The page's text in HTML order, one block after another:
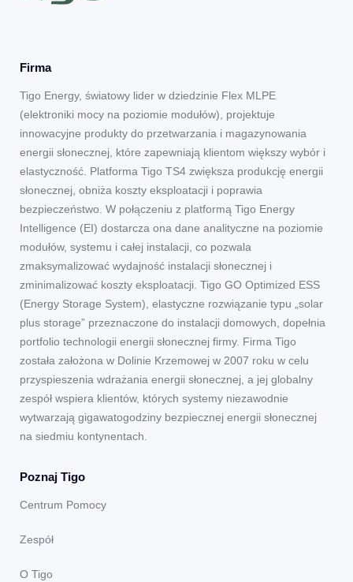
Firma
Tigo Energy, światowy lider w dziedzinie Flex MLPE
(elektroniki mocy na poziomie modułów), projektuje
innowacyjne produkty do przetwarzania i magazynowania
energii słonecznej, które zapewniają klientom większy wybór i
elastyczność. Platforma Tigo TS4 zwiększa produkcję energii
słonecznej, obniża koszty eksploatacji i poprawia
bezpieczeństwo. W połączeniu z platformą Tigo Energy
Intelligence (EI) dostarcza ona dane analityczne na poziomie
modułów, systemu i całej instalacji, co pozwala
zmaksymalizować wydajność instalacji słonecznej i
zminimalizować koszty eksploatacji. Tigo GO Optimized ESS
(Energy Storage System), elastyczne rozwiązanie typu „solar
plus storage” przeznaczone do instalacji domowych, dopełnia
portfolio technologii energii słonecznej firmy. Firma Tigo
została założona w Dolinie Krzemowej w 2007 roku w celu
przyspieszenia wdrażania energii słonecznej, a jej globalny
zespół wspiera klientów, których systemy niezawodnie
wytwarzają gigawatogodziny bezpiecznej energii słonecznej
na siedmiu kontynentach.
Poznaj Tigo
Centrum Pomocy
Zespół
O Tigo